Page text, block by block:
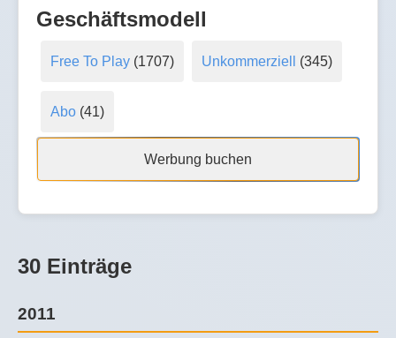
Geschäftsmodell
Free To Play(1707) Unkommerziell (345)
Abo(41)
Werbung buchen
30 Einträge
2011